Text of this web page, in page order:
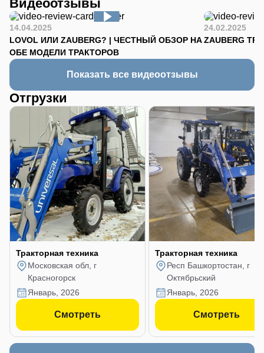
Видеоотзывы
14.04.2025
LOVOL ИЛИ ZAUBERG? | ЧЕСТНЫЙ ОБЗОР НА
ОБЕ МОДЕЛИ ТРАКТОРОВ
24.02.2025
ZAUBERG
Показать все видеоотзывы
Отгрузки
Тракторная техника
Московская обл, г
Красногорск
январь, 2026
Смотреть
Тракторная техника
Респ Башкортостан, г
Октябрьский
январь, 2026
Смотреть